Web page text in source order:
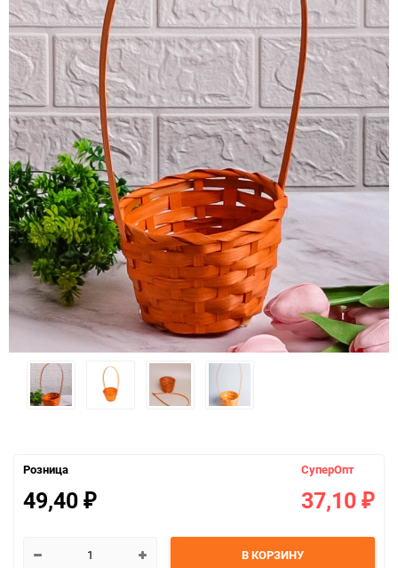
Розница
49,40 ₽
СуперОпт
37,10 ₽
В КОРЗИНУ